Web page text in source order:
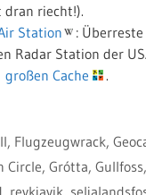
dran riecht!).
Station
:
Radar Station der
großen Cache .
, Flugzeugwrack,
Circle, Grótta, Gullfoss,